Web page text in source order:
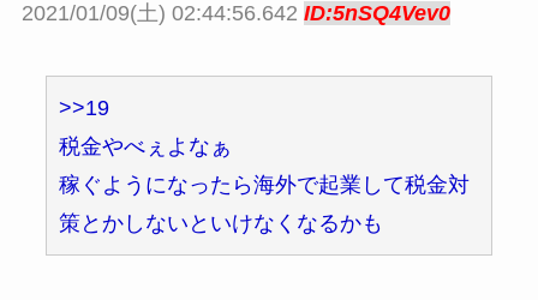
2021/01/09(土) 02:44:56.642 ID:5nSQ4Vev0
>>19
税金やべぇよなぁ
稼ぐようになったら海外で起業して税金対
策とかしないといけなくなるかも